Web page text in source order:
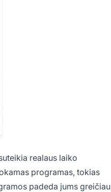
realaus laiko
programas, tokias
padeda jums greičiau